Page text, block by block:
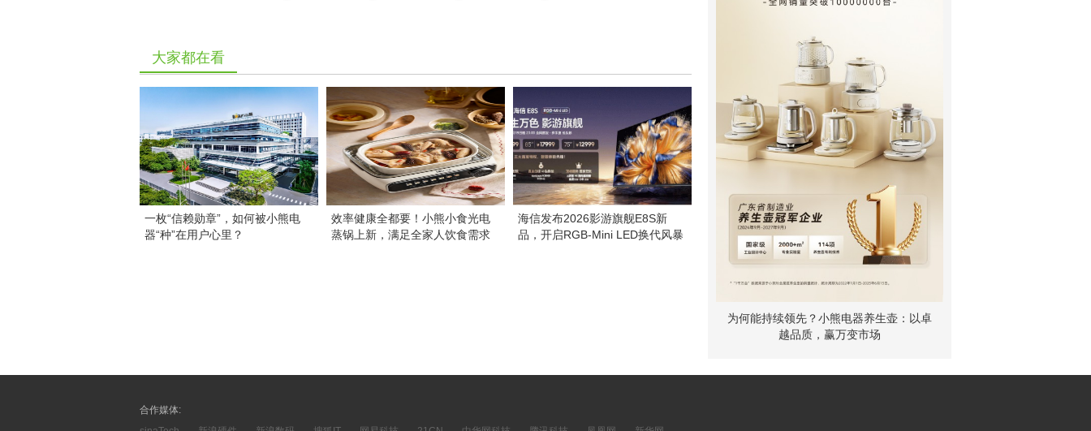
大家都在看
一枚“信赖勋章”，如何被小熊电
器“种”在用户心里？
效率健康全都要！小熊小食光电
蒸锅上新，满足全家人饮食需求
海信发布2026影游旗舰E8S新
品，开启RGB-Mini LED换代风暴
为何能持续领先？小熊电器养生壶：以卓
越品质，赢万变市场
合作媒体: